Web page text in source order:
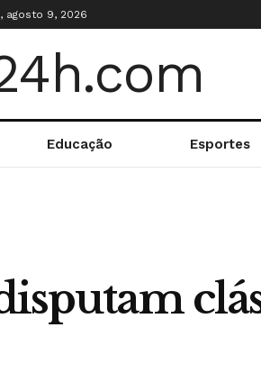
agosto 9, 2026
Educação Esportes